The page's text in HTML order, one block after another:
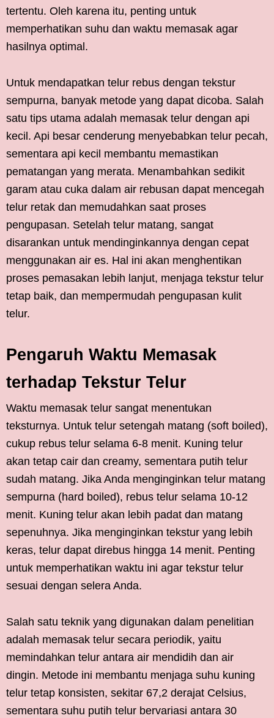
tertentu. Oleh karena itu, penting untuk
memperhatikan suhu dan waktu memasak agar
hasilnya optimal.
Untuk mendapatkan telur rebus dengan tekstur
sempurna, banyak metode yang dapat dicoba. Salah
satu tips utama adalah memasak telur dengan api
kecil. Api besar cenderung menyebabkan telur pecah,
sementara api kecil membantu memastikan
pematangan yang merata. Menambahkan sedikit
garam atau cuka dalam air rebusan dapat mencegah
telur retak dan memudahkan saat proses
pengupasan. Setelah telur matang, sangat
disarankan untuk mendinginkannya dengan cepat
menggunakan air es. Hal ini akan menghentikan
proses pemasakan lebih lanjut, menjaga tekstur telur
tetap baik, dan mempermudah pengupasan kulit
telur.
Pengaruh Waktu Memasak
terhadap Tekstur Telur
Waktu memasak telur sangat menentukan
teksturnya. Untuk telur setengah matang (soft boiled),
cukup rebus telur selama 6-8 menit. Kuning telur
akan tetap cair dan creamy, sementara putih telur
sudah matang. Jika Anda menginginkan telur matang
sempurna (hard boiled), rebus telur selama 10-12
menit. Kuning telur akan lebih padat dan matang
sepenuhnya. Jika menginginkan tekstur yang lebih
keras, telur dapat direbus hingga 14 menit. Penting
untuk memperhatikan waktu ini agar tekstur telur
sesuai dengan selera Anda.
Salah satu teknik yang digunakan dalam penelitian
adalah memasak telur secara periodik, yaitu
memindahkan telur antara air mendidih dan air
dingin. Metode ini membantu menjaga suhu kuning
telur tetap konsisten, sekitar 67,2 derajat Celsius,
sementara suhu putih telur bervariasi antara 30